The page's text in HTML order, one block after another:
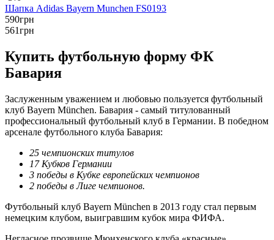
Шапка Adidas Bayern Munchen FS0193
590грн
561грн
Купить футбольную форму ФК
Бавария
Заслуженным уважением и любовью пользуется футбольный
клуб Bayern München. Бавария - самый титулованный
профессиональный футбольный клуб в Германии. В победном
арсенале футбольного клуба Бавария:
25 чемпионских титулов
17 Кубков Германии
3 победы в Кубке европейских чемпионов
2 победы в Лиге чемпионов.
Футбольный клуб Bayern München в 2013 году стал первым
немецким клубом, выигравшим кубок мира ФИФА.